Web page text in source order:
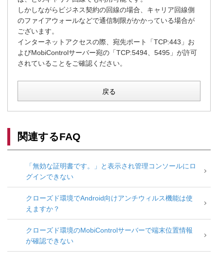
しかしながらビジネス契約の回線の場合、キャリア回線側
のファイアウォールなどで通信制限がかかっている場合が
ございます。
インターネットアクセスの際、宛先ポート「TCP:443」お
よびMobiControlサーバー宛の「TCP:5494、5495」が許可
されていることをご確認ください。
戻る
関連するFAQ
「無効な証明書です。」と表示され管理コンソールにロ
グインできない
クローズド環境でAndroid向けアンチウィルス機能は使
えますか？
クローズド環境のMobiControlサーバーで端末位置情報
が確認できない